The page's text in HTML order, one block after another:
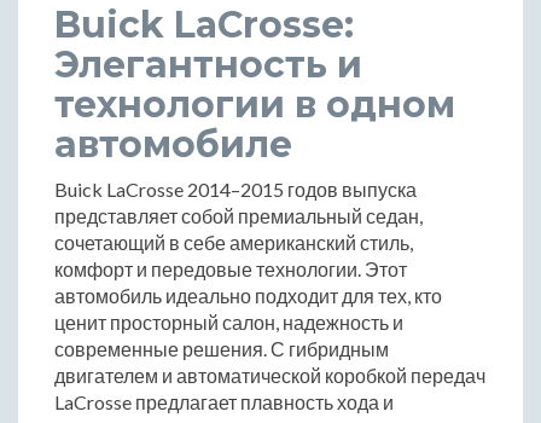
Buick LaCrosse:
Элегантность и
технологии в одном
автомобиле
Buick LaCrosse 2014–2015 годов выпуска
представляет собой премиальный седан,
сочетающий в себе американский стиль,
комфорт и передовые технологии. Этот
автомобиль идеально подходит для тех, кто
ценит просторный салон, надежность и
современные решения. С гибридным
двигателем и автоматической коробкой передач
LaCrosse предлагает плавность хода и